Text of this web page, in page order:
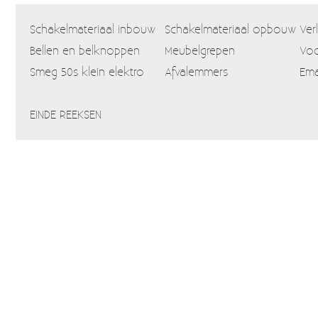
Schakelmateriaal inbouw Schakelmateriaal opbouw
Bellen en belknoppen
Meubelgrepen
Smeg 50s klein elektro
Afvalemmers
EINDE REEKSEN